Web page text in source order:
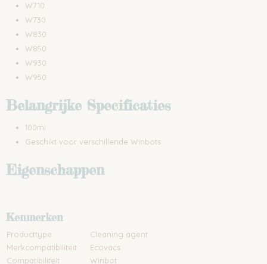
W710
W730
W830
W850
W930
W950
Belangrijke Specificaties
100ml
Geschikt voor verschillende Winbots
Eigenschappen
Kenmerken
Producttype
Cleaning agent
Merkcompatibiliteit
Ecovacs
Compatibiliteit
Winbot